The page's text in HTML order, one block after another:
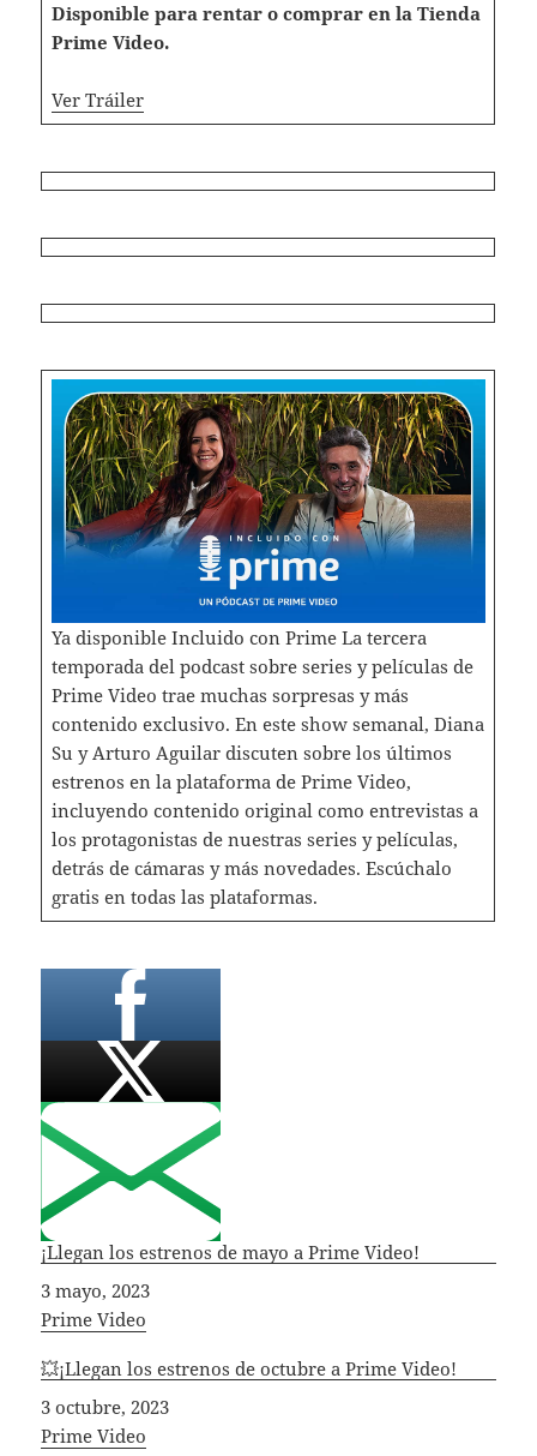
Disponible para rentar o comprar en la Tienda
Prime Video.
Ver Tráiler
Ya disponible Incluido con Prime La tercera
temporada del podcast sobre series y películas de
Prime Video trae muchas sorpresas y más
contenido exclusivo. En este show semanal, Diana
Su y Arturo Aguilar discuten sobre los últimos
estrenos en la plataforma de Prime Video,
incluyendo contenido original como entrevistas a
los protagonistas de nuestras series y películas,
detrás de cámaras y más novedades. Escúchalo
gratis en todas las plataformas.
¡Llegan los estrenos de mayo a Prime Video!
Fecha
3 mayo, 2023
In relation to
Prime Video
💥¡Llegan los estrenos de octubre a Prime Video!
Fecha
3 octubre, 2023
In relation to
Prime Video